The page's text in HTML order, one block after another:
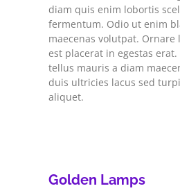
diam quis enim lobortis
fermentum. Odio ut enim
maecenas volutpat. Ornare
est placerat in egestas
tellus mauris a diam
duis ultricies lacus sed
aliquet.
Golden Lamps